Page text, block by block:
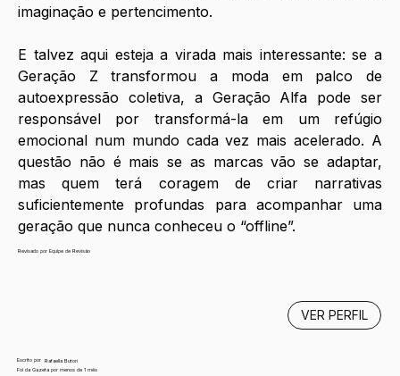
imaginação e pertencimento.
E talvez aqui esteja a virada mais interessante: se a
Geração Z transformou a moda em palco de
autoexpressão coletiva, a Geração Alfa pode ser
responsável por transformá-la em um refúgio
emocional num mundo cada vez mais acelerado. A
questão não é mais se as marcas vão se adaptar,
mas quem terá coragem de criar narrativas
suficientemente profundas para acompanhar uma
geração que nunca conheceu o “offline”.
Revisado por Equipe de Revisão
Escrito por
Rafaella Butori
Foi da Gazeta por menos de 1 mês
VER PERFIL